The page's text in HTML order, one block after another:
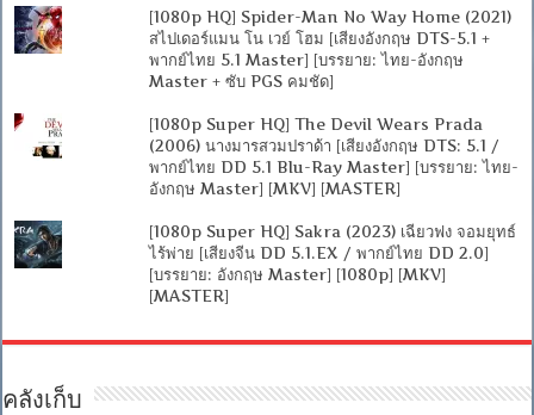
[1080p HQ] Spider-Man No Way Home (2021)
สไปเดอร์แมน โน เวย์ โฮม [เสียงอังกฤษ DTS-5.1 +
พากย์ไทย 5.1 Master] [บรรยาย: ไทย-อังกฤษ
Master + ซับ PGS คมชัด]
[1080p Super HQ] The Devil Wears Prada
(2006) นางมารสวมปราด้า [เสียงอังกฤษ DTS: 5.1 /
พากย์ไทย DD 5.1 Blu-Ray Master] [บรรยาย: ไทย-
อังกฤษ Master] [MKV] [MASTER]
[1080p Super HQ] Sakra (2023) เฉียวฟง จอมยุทธ์
ไร้พ่าย [เสียงจีน DD 5.1.EX / พากย์ไทย DD 2.0]
[บรรยาย: อังกฤษ Master] [1080p] [MKV]
[MASTER]
คลังเก็บ